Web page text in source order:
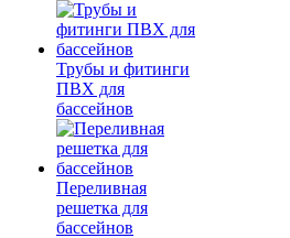
Трубы и фитинги
ПВХ для
бассейнов
Переливная
решетка для
бассейнов